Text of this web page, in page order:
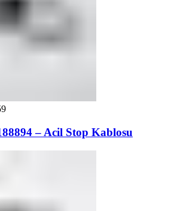
– Acil Stop Kablosu